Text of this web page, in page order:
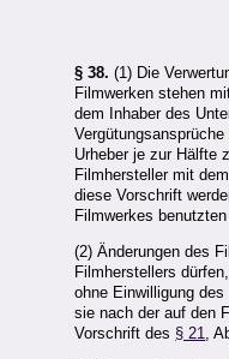
§ 38. (1) Die
Filmwerken stehen
dem Inhaber des
Urheber je zur Hälfte
Filmhersteller mit
diese Vorschrift
Filmwerkes
(2) Änderungen des
Filmherstellers
ohne Einwilligung
sie nach der auf den
Vorschrift des § 21 ,